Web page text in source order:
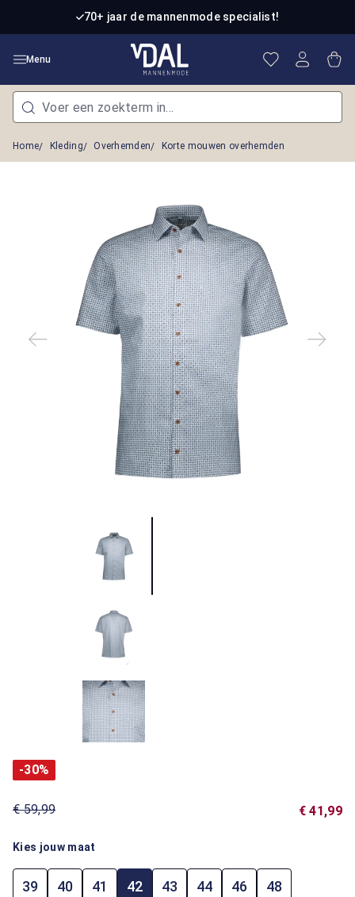
Ga naar de hoofdinhoud70+ jaar de mannenmode specialist!
Menu Je hebt 0
Home Kleding Overhemden Korte mouwen overhemden
-30%
€ 59,99 € 41,99
Kies jouw maat
39 40 41 42 43 44 46 48